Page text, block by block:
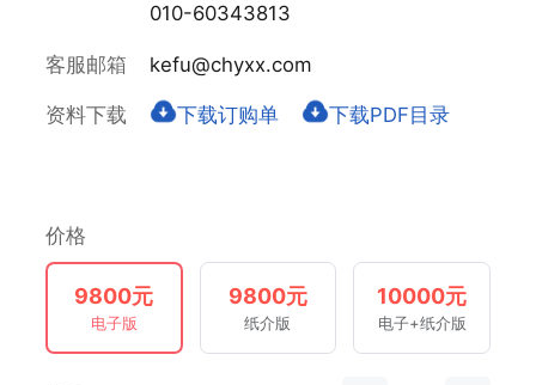
010-60343813
客服邮箱 kefu@chyxx.com
资料下载 下载订购单 下载PDF目录
价格
9800元
电子版
9800元
纸介版
10000元
电子+纸介版